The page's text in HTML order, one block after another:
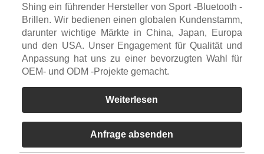
Shing ein führender Hersteller von Sport -Bluetooth -
Brillen. Wir bedienen einen globalen Kundenstamm,
darunter wichtige Märkte in China, Japan, Europa
und den USA. Unser Engagement für Qualität und
Anpassung hat uns zu einer bevorzugten Wahl für
OEM- und ODM -Projekte gemacht.
Weiterlesen
Anfrage absenden